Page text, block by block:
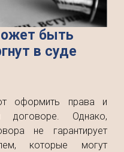
быть
в суде
оформить права и
договоре. Однако,
не гарантирует
которые могут